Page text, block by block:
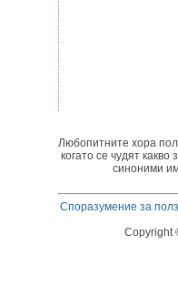
Любопитните хора
когато се чудят какво
синоними
Споразумение за
Copyright